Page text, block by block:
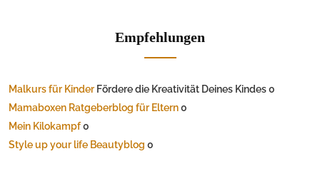
Empfehlungen
Malkurs für Kinder Fördere die Kreativität Deines Kindes 0
Mamaboxen Ratgeberblog für Eltern0
Mein Kilokampf0
Style up your life Beautyblog 0